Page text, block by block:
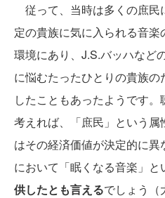
従って、当時は多くの庶民
定の貴族に気に入られる音楽
環境にあり、J.S.バッハなど
に悩むたったひとりの貴族
したこともあったようです
考えれば、「庶民」という
はその経済価値が決定的に
において「眠くなる音楽」と
供したとも言えるでしょう（